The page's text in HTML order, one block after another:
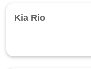
Kia Rio